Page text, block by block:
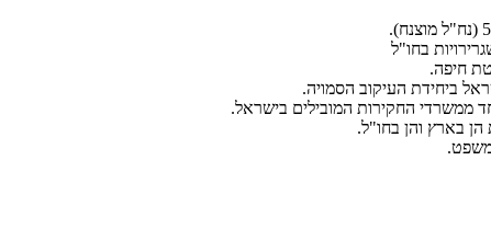
בחו"ל
חיפה.
ביחידת העיקוב הסמויה.
ממשרדי החקירות המובילים בישראל.
בארץ והן בחו"ל.